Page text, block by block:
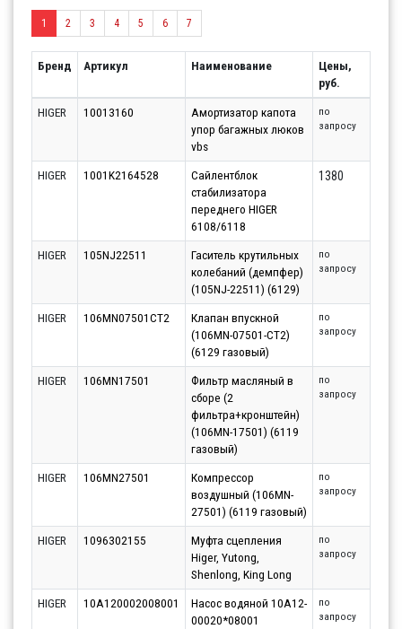
1 2 3 4 5 6 7
Бренд Артикул Наименование
Цены,
руб.
HIGER 10013160
Амортизатор капота
упор багажных люков
vbs
по
запросу
HIGER 1001K2164528
Сайлентблок
стабилизатора
переднего HIGER
6108/6118
1380
HIGER 105NJ22511
Гаситель крутильных
колебаний (демпфер)
(105NJ-22511) (6129)
по
запросу
HIGER 106MN07501CT2
Клапан впускной
(106MN-07501-CT2)
(6129 газовый)
по
запросу
HIGER 106MN17501
Фильтр масляный в
сборе (2
фильтра+кронштейн)
(106MN-17501) (6119
газовый)
по
запросу
HIGER 106MN27501
Компрессор
воздушный (106MN-
27501) (6119 газовый)
по
запросу
HIGER 1096302155
Муфта сцепления
Higer, Yutong,
Shenlong, King Long
по
запросу
HIGER 10A120002008001
Насос водяной 10A12-
00020*08001
по
запросу